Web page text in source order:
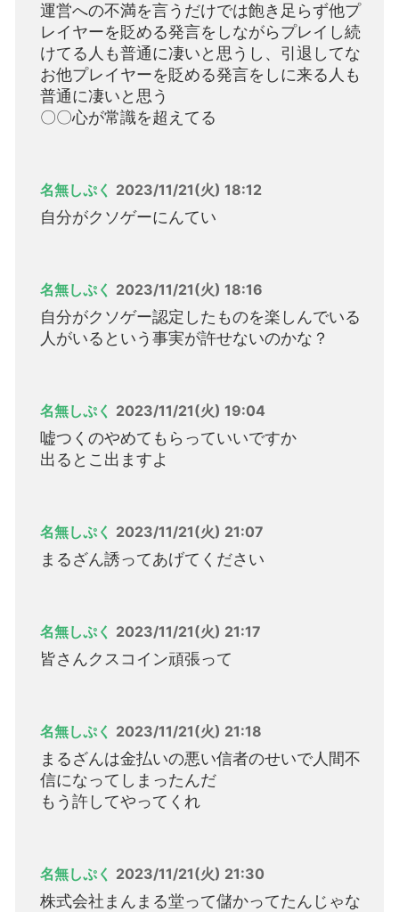
運営への不満を言うだけでは飽き足らず他プ
レイヤーを貶める発言をしながらプレイし続
けてる人も普通に凄いと思うし、引退してな
お他プレイヤーを貶める発言をしに来る人も
普通に凄いと思う
〇〇心が常識を超えてる
名無しぷく 2023/11/21(火) 18:12
自分がクソゲーにんてい
名無しぷく 2023/11/21(火) 18:16
自分がクソゲー認定したものを楽しんでいる
人がいるという事実が許せないのかな？
名無しぷく 2023/11/21(火) 19:04
嘘つくのやめてもらっていいですか
出るとこ出ますよ
名無しぷく 2023/11/21(火) 21:07
まるざん誘ってあげてください
名無しぷく 2023/11/21(火) 21:17
皆さんクスコイン頑張って
名無しぷく 2023/11/21(火) 21:18
まるざんは金払いの悪い信者のせいで人間不
信になってしまったんだ
もう許してやってくれ
名無しぷく 2023/11/21(火) 21:30
株式会社まんまる堂って儲かってたんじゃな